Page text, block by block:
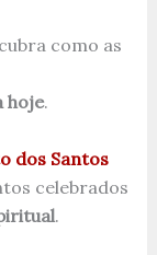
como as
hoje.
dos Santos
celebrados
.